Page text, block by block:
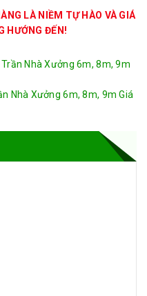
LÀ NIỀM TỰ HÀO VÀ GIÁ
HƯỚNG ĐẾN!
Nhà Xưởng 6m, 8m, 9m
Nhà Xưởng 6m, 8m, 9m Giá